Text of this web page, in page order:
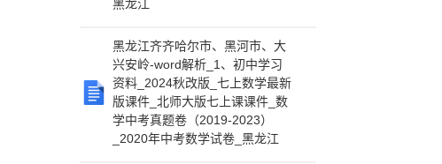
黑龙江
黑龙江齐齐哈尔市、黑河市、大
兴安岭-word解析_1、初中学习
资料_2024秋改版_七上数学最新
版课件_北师大版七上课课件_数
学中考真题卷（2019-2023）
_2020年中考数学试卷_黑龙江